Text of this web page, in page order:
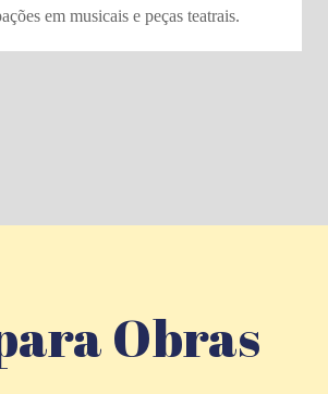
em musicais e peças teatrais.
Obras